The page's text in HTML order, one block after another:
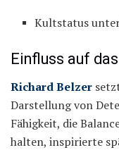
Kultstatus
Einfluss auf
Richard Belzer
Darstellung von
Fähigkeit, die
halten, inspirierte